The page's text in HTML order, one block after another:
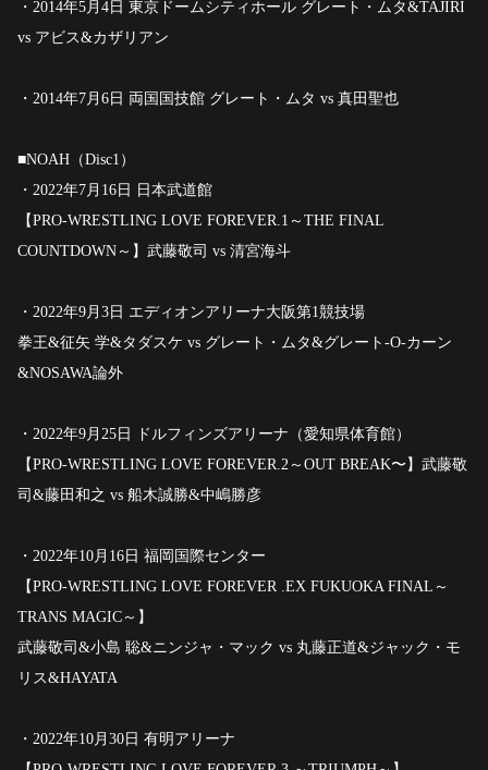
・2014年5月4日 東京ドームシティホール グレート・ムタ&TAJIRI
vs アビス&カザリアン
・2014年7月6日 両国国技館 グレート・ムタ vs 真田聖也
■NOAH（Disc1）
・2022年7月16日 日本武道館
【PRO-WRESTLING LOVE FOREVER.1～THE FINAL
COUNTDOWN～】武藤敬司 vs 清宮海斗
・2022年9月3日 エディオンアリーナ大阪第1競技場
拳王&征矢 学&タダスケ vs グレート・ムタ&グレート-O-カーン
&NOSAWA論外
・2022年9月25日 ドルフィンズアリーナ（愛知県体育館）
【PRO-WRESTLING LOVE FOREVER.2～OUT BREAK〜】武藤敬
司&藤田和之 vs 船木誠勝&中嶋勝彦
・2022年10月16日 福岡国際センター
【PRO-WRESTLING LOVE FOREVER .EX FUKUOKA FINAL～
TRANS MAGIC～】
武藤敬司&小島 聡&ニンジャ・マック vs 丸藤正道&ジャック・モ
リス&HAYATA
・2022年10月30日 有明アリーナ